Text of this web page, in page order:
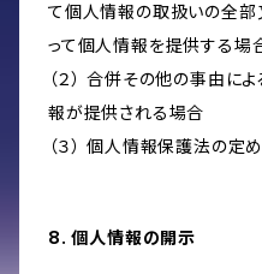
て個人情報の取扱いの全
って個人情報を提供する場
（２） 合併その他の事由に
報が提供される場合
（３） 個人情報保護法の
8. 個人情報の開示